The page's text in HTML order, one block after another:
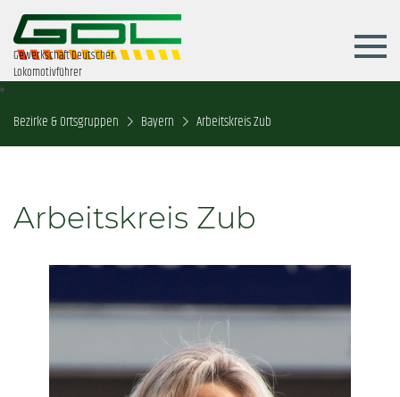
Gewerkschaft Deutscher
Lokomotivführer
Bezirke & Ortsgruppen Bayern Arbeitskreis Zub
Arbeitskreis Zub